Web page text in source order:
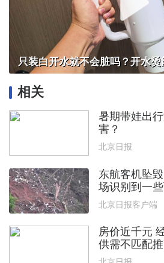
相关
暑期带娃出
害？
北京日报
东航客机坠
场识别到一
北京日报客户端
房价近千元
供需不匹配